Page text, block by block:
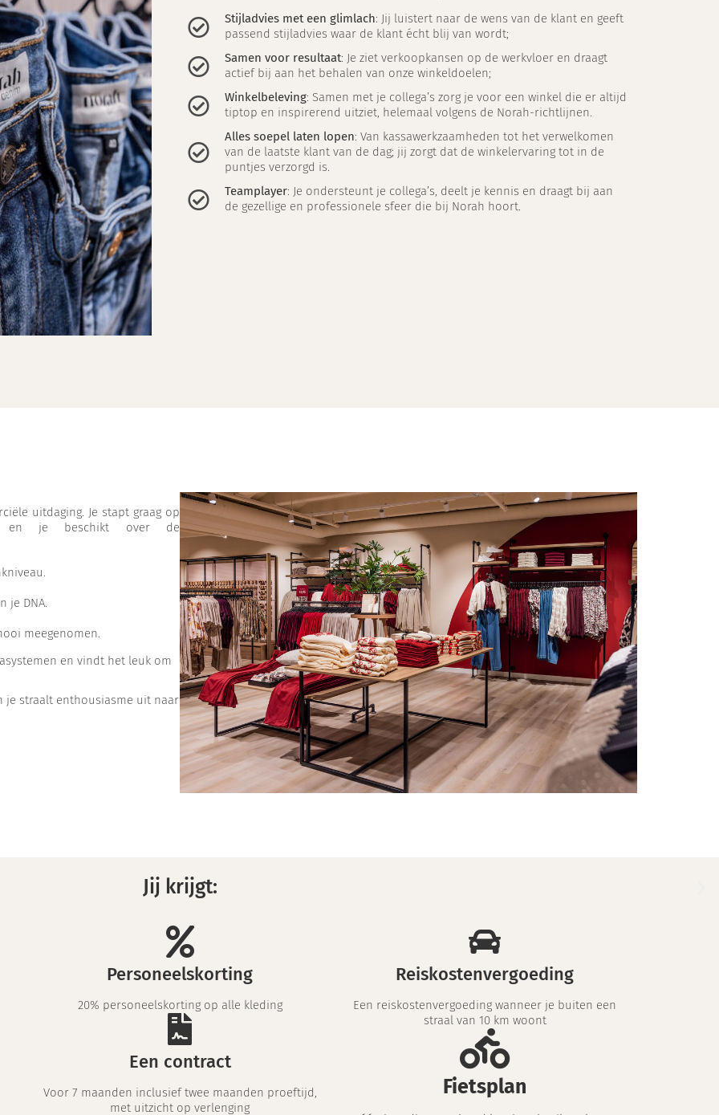
Stijladvies met een glimlach: Jij luistert naar de wens van de klant en geeft
passend stijladvies waar de klant écht blij van wordt;
Samen voor resultaat: Je ziet verkoopkansen op de werkvloer en draagt
actief bij aan het behalen van onze winkeldoelen;
Winkelbeleving: Samen met je collega’s zorg je voor een winkel die er altijd
tiptop en inspirerend uitziet, helemaal volgens de Norah-richtlijnen.
Alles soepel laten lopen: Van kassawerkzaamheden tot het verwelkomen
van de laatste klant van de dag; jij zorgt dat de winkelervaring tot in de
puntjes verzorgd is.
Teamplayer: Je ondersteunt je collega’s, deelt je kennis en draagt bij aan
de gezellige en professionele sfeer die bij Norah hoort.
uitdaging. Je stapt graag op
je beschikt over de
je DNA.
meegenomen.
en vindt het leuk om
je straalt enthousiasme uit naar
Jij krijgt:
Personeelskorting
20% personeelskorting op alle kleding
Een contract
Voor 7 maanden inclusief twee maanden proeftijd,
met uitzicht op verlenging
Reiskostenvergoeding
Een reiskostenvergoeding wanneer je buiten een
straal van 10 km woont
Fietsplan